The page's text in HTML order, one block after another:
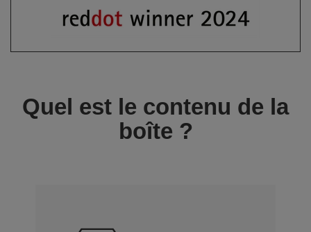
Quel est le contenu de la
boîte ?